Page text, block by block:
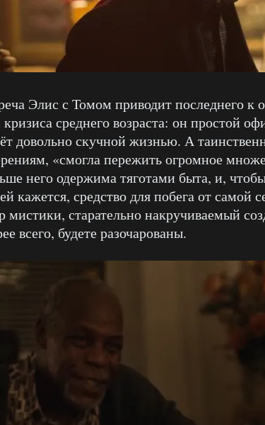
Элис с Томом приводит последнего к
среднего возраста: он простой
довольно скучной жизнью. А
«смогла пережить огромное
него одержима тяготами быта, и,
кажется, средство для побега от самой
мистики, старательно накручиваемый
всего, будете разочарованы.